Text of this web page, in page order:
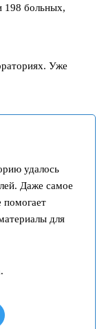
198 больных,
Уже
удалось
Даже самое
помогает
для